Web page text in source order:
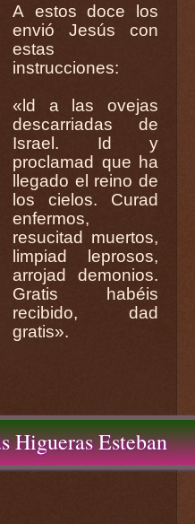
A estos doce los
envió Jesús con
estas
instrucciones:
«ld a las ovejas
descarriadas de
Israel. Id y
proclamad que ha
llegado el reino de
los cielos. Curad
enfermos,
resucitad muertos,
limpiad leprosos,
arrojad demonios.
Gratis habéis
recibido, dad
gratis».
Higueras Esteban